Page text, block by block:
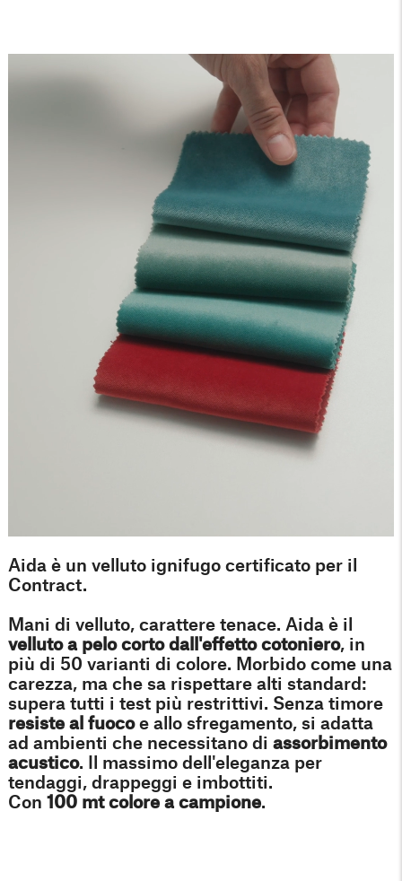
Aida è un velluto ignifugo certificato per il
Contract.
Mani di velluto, carattere tenace. Aida è il
velluto a pelo corto dall'effetto cotoniero, in
più di 50 varianti di colore. Morbido come una
carezza, ma che sa rispettare alti standard:
supera tutti i test più restrittivi. Senza timore
resiste al fuocoe allo sfregamento, si adatta
ad ambienti che necessitano di assorbimento
acustico. Il massimo dell'eleganza per
tendaggi, drappeggi e imbottiti.
Con 100 mt colore a campione.